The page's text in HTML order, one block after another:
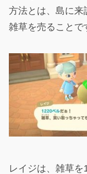
方法とは、島に来
雑草を売ることで
レイジは、雑草